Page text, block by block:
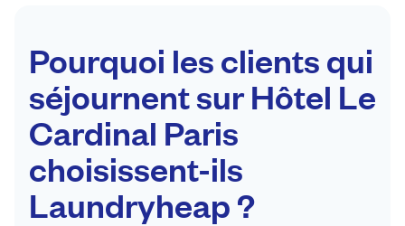
VÉRIFIER LES PRIX
Pourquoi les clients qui
séjournent sur Hôtel Le
Cardinal Paris
choisissent-ils
Laundryheap ?